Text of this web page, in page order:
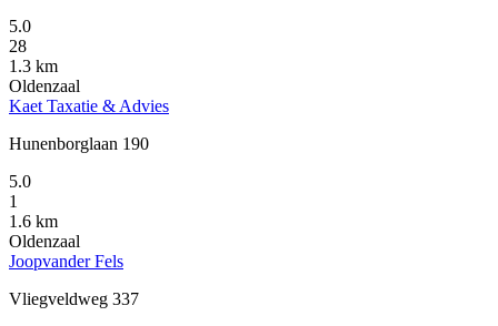
5.0
28
1.3 km
Oldenzaal
Kaet Taxatie & Advies
Hunenborglaan 190
5.0
1
1.6 km
Oldenzaal
Joopvander Fels
Vliegveldweg 337